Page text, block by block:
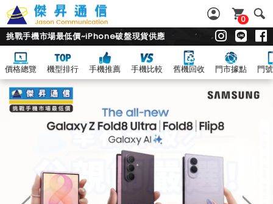
0
挑戰手機市場最低價~iPhone破盤現貨供應
價格總覽 機型排行 手機推薦 手機比較 舊機回收 門市據點 門